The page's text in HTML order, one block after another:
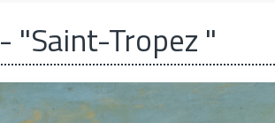
- "Saint-Tropez "